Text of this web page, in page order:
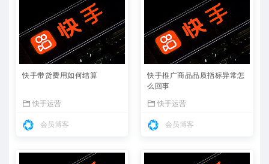
快手带货费用如何结算
快手运营
会员博客
快手推广商品品质指标异常怎
么回事
快手运营
会员博客